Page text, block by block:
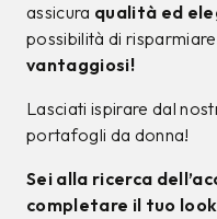
assicura qualità ed
possibilità di
vantaggiosi!
Lasciati ispirare dal
portafogli da donna!
Sei alla ricerca
completare il tuo